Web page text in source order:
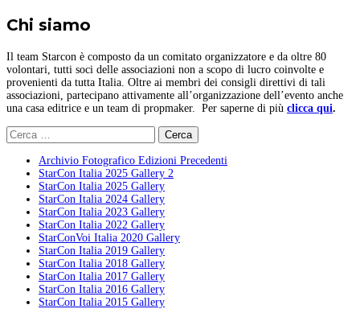
Chi siamo
Il team Starcon è composto da un comitato organizzatore e da oltre 80
volontari, tutti soci delle associazioni non a scopo di lucro coinvolte e
provenienti da tutta Italia. Oltre ai membri dei consigli direttivi di tali
associazioni, partecipano attivamente all’organizzazione dell’evento anche
una casa editrice e un team di propmaker. Per saperne di più clicca qui.
Ricerca
per:
Archivio Fotografico Edizioni Precedenti
StarCon Italia 2025 Gallery 2
StarCon Italia 2025 Gallery
StarCon Italia 2024 Gallery
StarCon Italia 2023 Gallery
StarCon Italia 2022 Gallery
StarConVoi Italia 2020 Gallery
StarCon Italia 2019 Gallery
StarCon Italia 2018 Gallery
StarCon Italia 2017 Gallery
StarCon Italia 2016 Gallery
StarCon Italia 2015 Gallery